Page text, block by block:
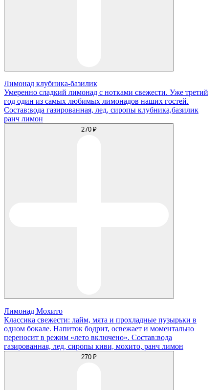
Лимонад клубника-базилик
Умеренно сладкий лимонад с нотками свежести. Уже третий
год один из самых любимых лимонадов наших гостей.
Состав:вода газированная, лед, сиропы клубника,базилик
ранч лимон
270 ₽
Лимонад Мохито
Классика свежести: лайм, мята и прохладные пузырьки в
одном бокале. Напиток бодрит, освежает и моментально
переносит в режим «лето включено». Состав:вода
газированная, лед, сиропы киви, мохито, ранч лимон
270 ₽